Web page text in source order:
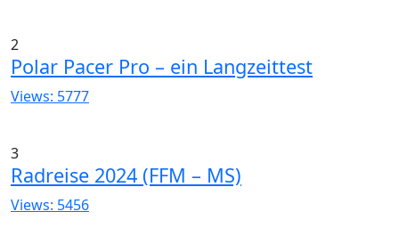
2
Polar Pacer Pro – ein Langzeittest
Views: 5777
3
Radreise 2024 (FFM – MS)
Views: 5456